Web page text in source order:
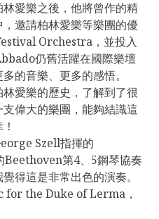
愛樂之後，他將曾作的精
邀請柏林愛樂等樂團的優
Orchestra，並投入
仍舊活躍在國際樂壇
的音樂、更多的感悟。
愛樂的歷史，了解到了很
偉大的樂團，能夠結識這
Szell指揮的
第4、5鋼琴協奏
得這是非常出色的演奏。
for the Duke of Lerma，